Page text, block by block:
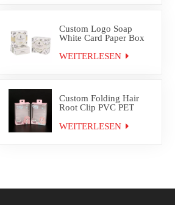
Custom Logo Soap
White Card Paper Box
WEITERLESEN
Custom Folding Hair
Root Clip PVC PET
WEITERLESEN